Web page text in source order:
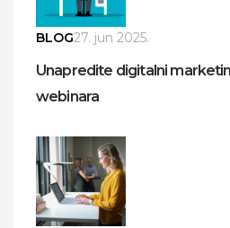
BLOG27. jun 2025.
Unapredite digitalni
webinara